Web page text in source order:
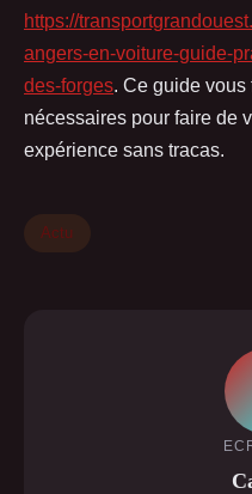
https://
angers-en-voiture-guide-
des-forges. Ce guide
nécessaires pour faire de
expérience sans tracas.
Actu